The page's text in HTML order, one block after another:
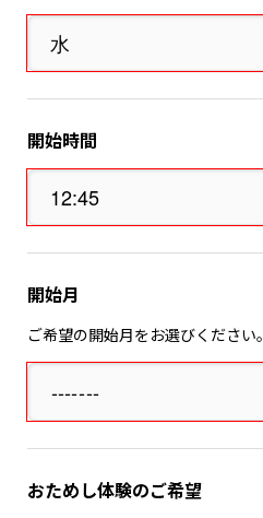
開始時間
開始月
ご希望の開始月をお選びください。
おためし体験のご希望